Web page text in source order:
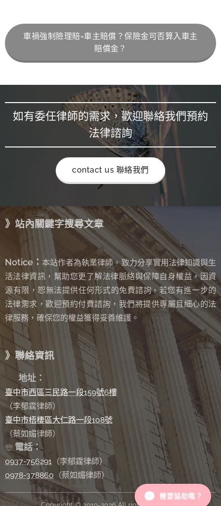
車禍強制險理賠=車主賠償？保險金可否算入車主
賠償金？
如有委任律師的需求，歡迎聯絡我們預約
法律諮詢
contact us 聯絡我們
》站內關鍵字搜尋文章
Notice： 本站作者為執業律師，致力分享實用法律知識與生
活法律資訊，幫助您更了解法律脈絡與保障自身權益，因資
源有限，恕無法提供任何形式的免費諮詢， 若您有進一步的
法律需求，歡迎預約付費諮詢，我們將提供專屬且細心的法
律服務，確保您的權益獲得妥善維護。
》聯絡資訊
地址：
臺中市西區三民路一段159號6樓
（李郁霆律師）
臺中市梧棲區大仁路一段108號
（蔡如媚律師）
☏ 電話：
0937-756291 （李郁霆律師）
0978-378860 （蔡如媚律師）
需要協助嗎？